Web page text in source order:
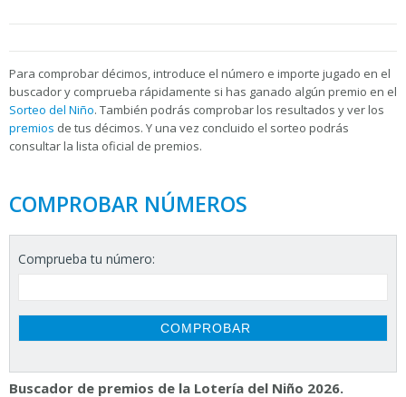
Para comprobar décimos, introduce el número e importe jugado en el
buscador y comprueba rápidamente si has ganado algún premio en el
Sorteo del Niño. También podrás comprobar los resultados y ver los
premios de tus décimos. Y una vez concluido el sorteo podrás
consultar la lista oficial de premios.
COMPROBAR NÚMEROS
Comprueba tu número:
Buscador de premios de la Lotería del Niño 2026.